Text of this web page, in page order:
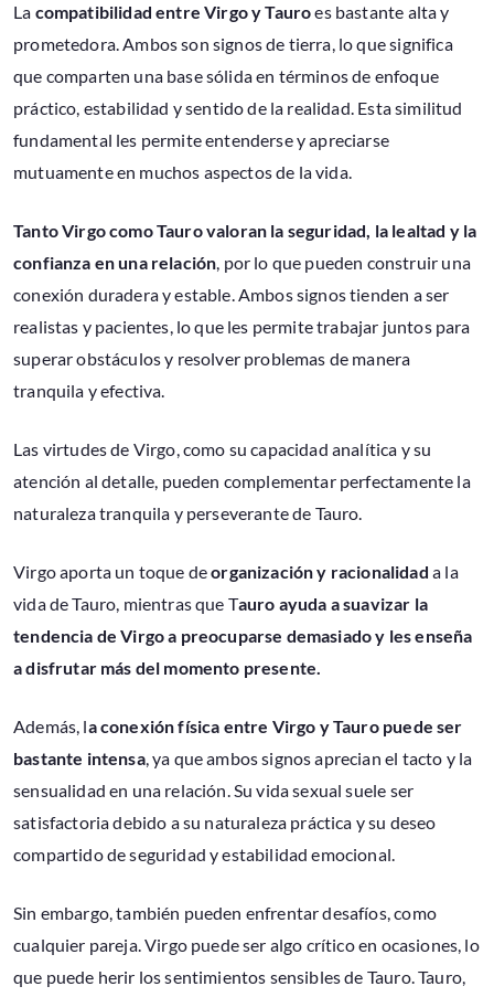
La compatibilidad entre Virgo y Tauroes bastante alta y
prometedora. Ambos son signos de tierra, lo que significa
que comparten una base sólida en términos de enfoque
práctico, estabilidad y sentido de la realidad. Esta similitud
fundamental les permite entenderse y apreciarse
mutuamente en muchos aspectos de la vida.
Tanto Virgo como Tauro valoran la seguridad, la lealtad y la
confianza en una relación, por lo que pueden construir una
conexión duradera y estable. Ambos signos tienden a ser
realistas y pacientes, lo que les permite trabajar juntos para
superar obstáculos y resolver problemas de manera
tranquila y efectiva.
Las virtudes de Virgo, como su capacidad analítica y su
atención al detalle, pueden complementar perfectamente la
naturaleza tranquila y perseverante de Tauro.
Virgo aporta un toque deorganización y racionalidad a la
vida de Tauro, mientras que Tauro ayuda a suavizar la
tendencia de Virgo a preocuparse demasiado y les enseña
a disfrutar más del momento presente.
Además, la conexión física entre Virgo y Tauro puede ser
bastante intensa, ya que ambos signos aprecian el tacto y la
sensualidad en una relación. Su vida sexual suele ser
satisfactoria debido a su naturaleza práctica y su deseo
compartido de seguridad y estabilidad emocional.
Sin embargo, también pueden enfrentar desafíos, como
cualquier pareja. Virgo puede ser algo crítico en ocasiones, lo
que puede herir los sentimientos sensibles de Tauro. Tauro,